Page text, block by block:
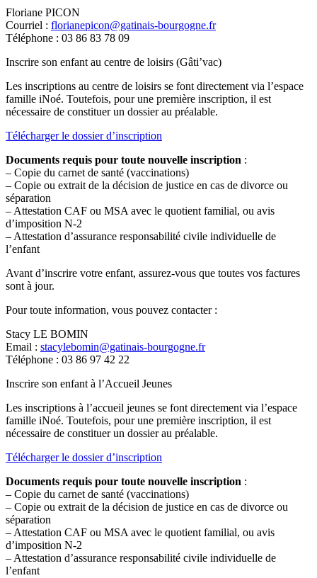
Floriane PICON
Courriel : florianepicon@gatinais-bourgogne.fr
Téléphone : 03 86 83 78 09
Inscrire son enfant au centre de loisirs (Gâti’vac)
Les inscriptions au centre de loisirs se font directement via l’espace
famille iNoé. Toutefois, pour une première inscription, il est
nécessaire de constituer un dossier au préalable.
Télécharger le dossier d’inscription
Documents requis pour toute nouvelle inscription :
– Copie du carnet de santé (vaccinations)
– Copie ou extrait de la décision de justice en cas de divorce ou
séparation
– Attestation CAF ou MSA avec le quotient familial, ou avis
d’imposition N-2
– Attestation d’assurance responsabilité civile individuelle de
l’enfant
Avant d’inscrire votre enfant, assurez-vous que toutes vos factures
sont à jour.
Pour toute information, vous pouvez contacter :
Stacy LE BOMIN
Email : stacylebomin@gatinais-bourgogne.fr
Téléphone : 03 86 97 42 22
Inscrire son enfant à l’Accueil Jeunes
Les inscriptions à l’accueil jeunes se font directement via l’espace
famille iNoé. Toutefois, pour une première inscription, il est
nécessaire de constituer un dossier au préalable.
Télécharger le dossier d’inscription
Documents requis pour toute nouvelle inscription :
– Copie du carnet de santé (vaccinations)
– Copie ou extrait de la décision de justice en cas de divorce ou
séparation
– Attestation CAF ou MSA avec le quotient familial, ou avis
d’imposition N-2
– Attestation d’assurance responsabilité civile individuelle de
l’enfant